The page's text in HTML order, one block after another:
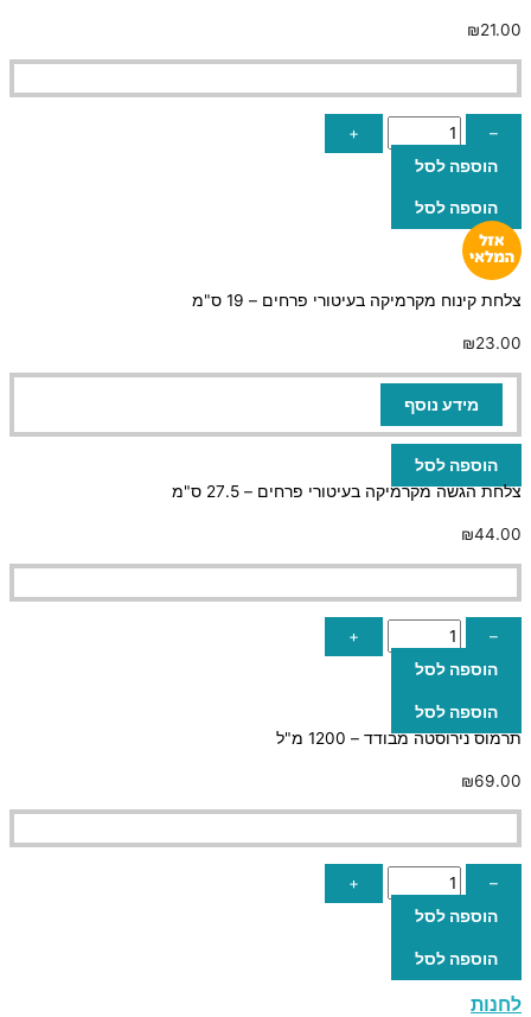
₪21.00
–
+
הוספה לסל
הוספה לסל
צלחת קינוח מקרמיקה בעיטורי פרחים – 19 ס"מ
₪23.00
מידע נוסף
הוספה לסל
צלחת הגשה מקרמיקה בעיטורי פרחים – 27.5 ס"מ
₪44.00
–
+
הוספה לסל
הוספה לסל
תרמוס נירוסטה מבודד – 1200 מ"ל
₪69.00
–
+
הוספה לסל
הוספה לסל
לחנות